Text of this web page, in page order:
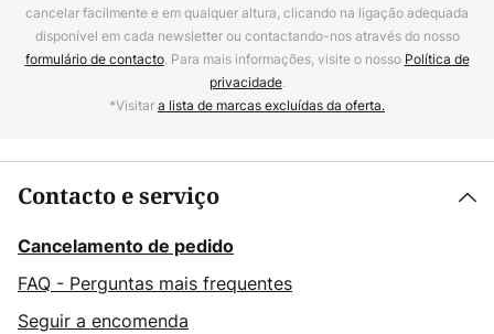
cancelar facilmente e em qualquer altura, clicando na ligação adequada
disponível em cada newsletter ou contactando-nos através do nosso
formulário de contacto. Para mais informações, visite o nosso Política de
privacidade.
*Visitara lista de marcas excluídas da oferta.
Contacto e serviço
Cancelamento de pedido
FAQ - Perguntas mais frequentes
Seguir a encomenda